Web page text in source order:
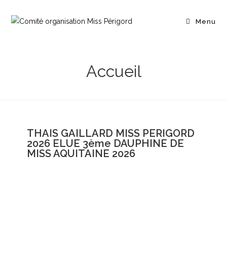
Menu
Accueil
THAIS GAILLARD MISS PERIGORD
2026 ELUE 3ème DAUPHINE DE
MISS AQUITAINE 2026